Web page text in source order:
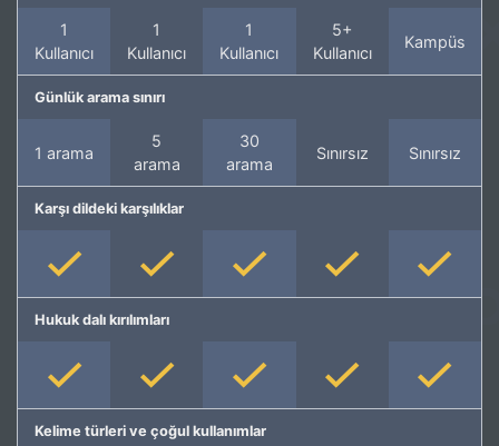
1
Kullanıcı
1
Kullanıcı
1
Kullanıcı
5+
Kullanıcı
Kampüs
Günlük arama sınırı
1 arama
5
arama
30
arama
Sınırsız Sınırsız
Karşı dildeki karşılıklar
Hukuk dalı kırılımları
Kelime türleri ve çoğul kullanımlar